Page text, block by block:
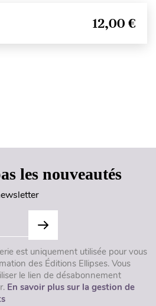
12,00 €
les nouveautés
est uniquement utilisée pour vous
des Éditions Ellipses. Vous
le lien de désabonnement
En savoir plus sur la gestion de